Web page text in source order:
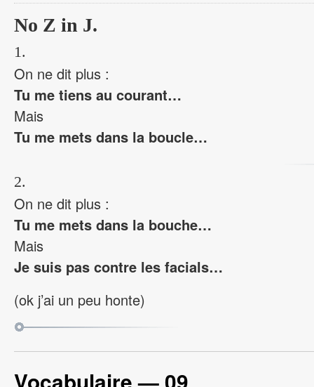
No Z in J.
1.
On ne dit plus :
Tu me tiens au courant…
Mais
Tu me mets dans la boucle…
2.
On ne dit plus :
Tu me mets dans la bouche…
Mais
Je suis pas contre les facials…
(ok j’ai un peu honte)